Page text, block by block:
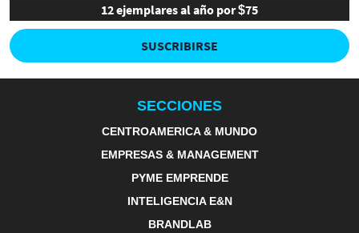
12 ejemplares al año por $75
SUSCRIBIRSE
SECCIONES
CENTROAMERICA & MUNDO
EMPRESAS & MANAGEMENT
PYME EMPRENDE
INTELIGENCIA E&N
BRANDLAB